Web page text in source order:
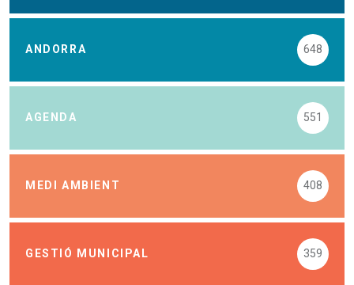
ANDORRA 648
AGENDA 551
MEDI AMBIENT 408
GESTIÓ MUNICIPAL 359